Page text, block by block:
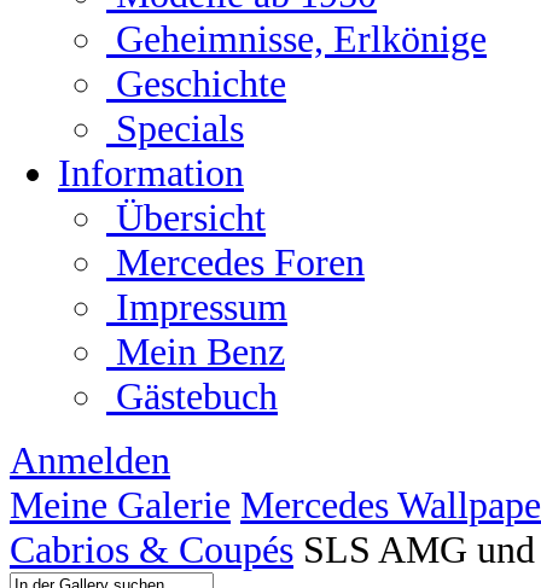
Geheimnisse, Erlkönige
Geschichte
Specials
Information
Übersicht
Mercedes Foren
Impressum
Mein Benz
Gästebuch
Anmelden
Meine Galerie Mercedes
Cabrios & Coupés SLS AMG